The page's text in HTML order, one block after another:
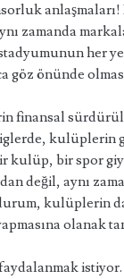
zamanda
her
göz önünde
finansal
kulüplerin
bir spor
değil, aynı
kulüplerin
olanak